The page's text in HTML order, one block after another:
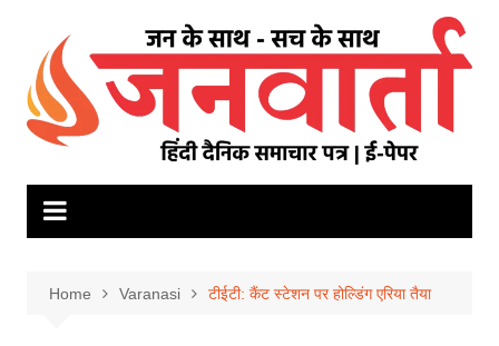
content
Home Varanasi टीईटी: कैंट स्टेशन पर होल्डिंग एरिया तैया